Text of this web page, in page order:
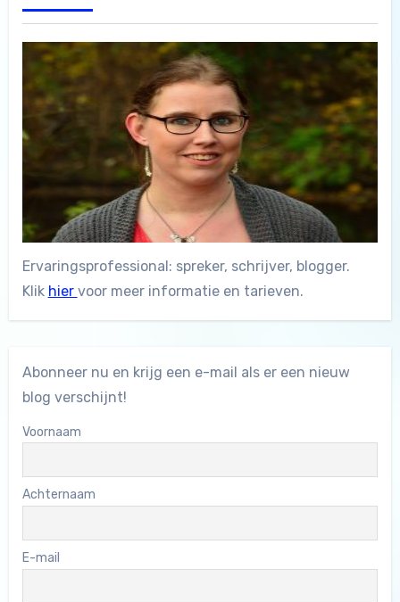
Ervaringsprofessional: spreker, schrijver, blogger.
Klik hier voor meer informatie en tarieven.
Abonneer nu en krijg een e-mail als er een nieuw
blog verschijnt!
Voornaam
Achternaam
E-mail